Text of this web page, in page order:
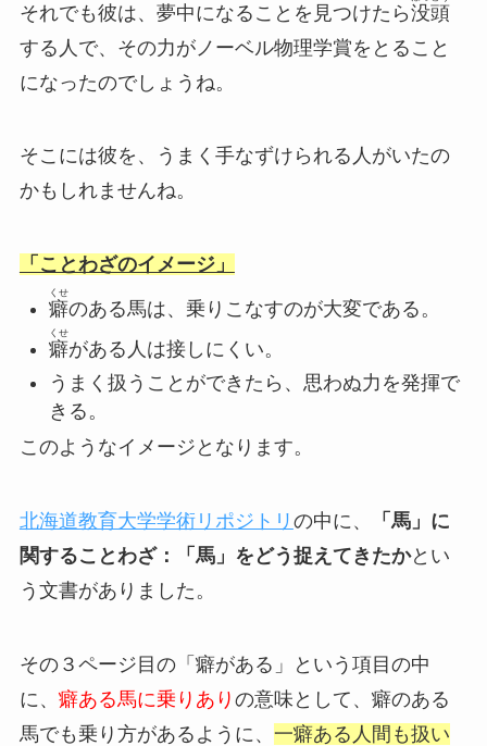
それでも彼は、夢中になることを見つけたら没頭
する人で、その力がノーベル物理学賞をとること
になったのでしょうね。
そこには彼を、うまく手なずけられる人がいたの
かもしれませんね。
「ことわざのイメージ」
癖
くせ
のある馬は、乗りこなすのが大変である。
癖
くせ
がある人は接しにくい。
うまく扱うことができたら、思わぬ力を発揮で
きる。
このようなイメージとなります。
北海道教育大学学術リポジトリ の中に、
「馬」に
関することわざ：「馬」をどう捉えてきたかとい
う文書がありました。
その３ページ目の「癖がある」という項目の中
に、 癖ある馬に乗りあり の意味として、癖のある
馬でも乗り方があるように、 一癖ある人間も扱い